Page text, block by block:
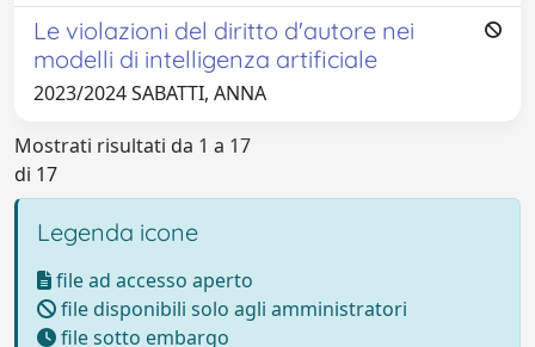
Le violazioni del diritto d'autore nei
modelli di intelligenza artificiale
2023/2024 SABATTI, ANNA
Mostrati risultati da 1 a 17
di 17
Legenda icone
file ad accesso aperto
file disponibili solo agli amministratori
file sotto embargo